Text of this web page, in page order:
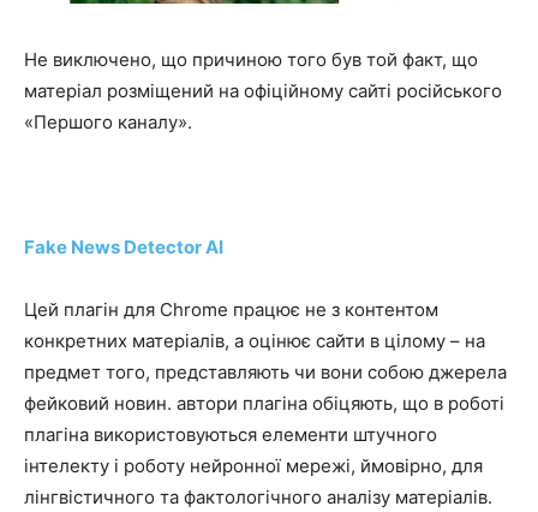
Не виключено, що причиною того був той факт, що
матеріал розміщений на офіційному сайті російського
«Першого каналу».
Fake News Detector AI
Цей плагін для Chrome працює не з контентом
конкретних матеріалів, а оцінює сайти в цілому – на
предмет того, представляють чи вони собою джерела
фейковий новин. автори плагіна обіцяють, що в роботі
плагіна використовуються елементи штучного
інтелекту і роботу нейронної мережі, ймовірно, для
лінгвістичного та фактологічного аналізу матеріалів.